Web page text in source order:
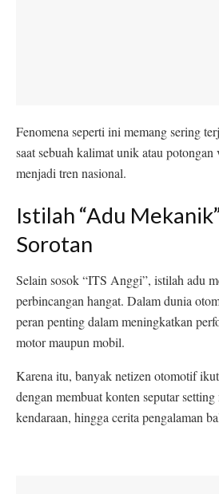
Fenomena seperti ini memang sering
saat sebuah kalimat unik atau
menjadi tren nasional.
Istilah “Adu
Sorotan
Selain sosok “ITS Anggi”, istilah adu
perbincangan hangat. Dalam dunia
peran penting dalam meningkatkan
motor maupun mobil.
Karena itu, banyak netizen otomotif
dengan membuat konten seputar
kendaraan, hingga cerita pengalaman